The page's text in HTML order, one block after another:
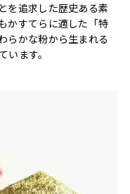
を追求した歴史ある素
かすてらに適した「特
らかな粉から生まれる
ます。